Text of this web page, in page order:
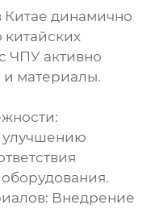
Китае динамично
ЧПУ активно
и материалы.
улучшению
Внедрение